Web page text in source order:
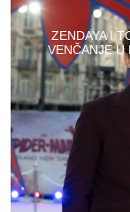
ZENDAYA I
VENČANJE U